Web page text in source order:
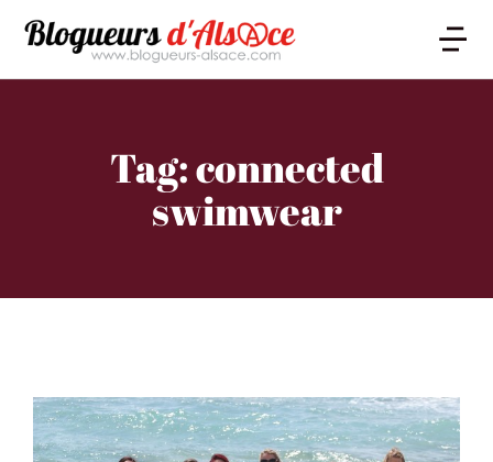
Tag: connected
swimwear